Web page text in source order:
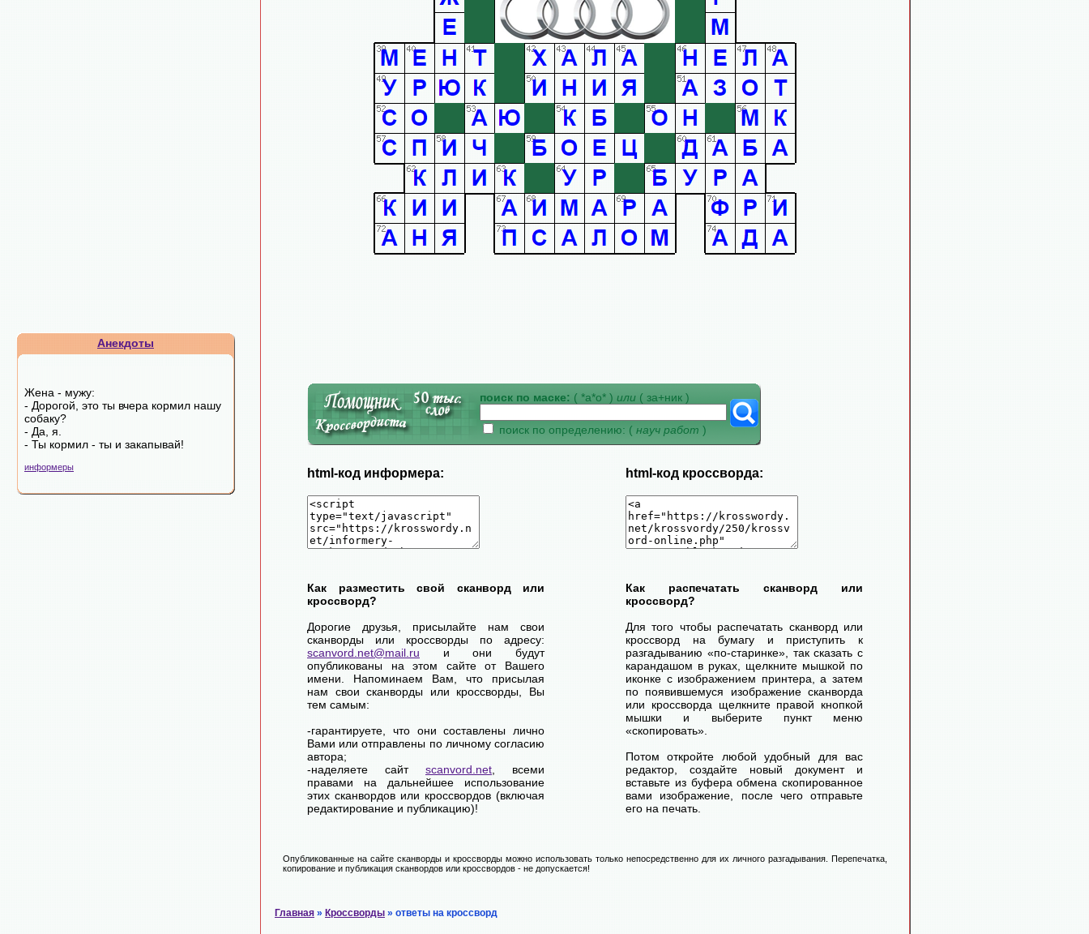
Анекдоты
Жена - мужу:
- Дорогой, это ты вчера кормил нашу
собаку?
- Да, я.
- Ты кормил - ты и закапывай!
информеры
поиск по маске: ( *а*о* ) или ( за+ник )
поиск по определению: ( науч работ )
html-код информера: html-код кроссворда:
Как разместить свой сканворд или
кроссворд?
Дорогие друзья, присылайте нам свои
сканворды или кроссворды по адресу:
scanvord.net@mail.ru и они будут
опубликованы на этом сайте от Вашего
имени. Напоминаем Вам, что присылая
нам свои сканворды или кроссворды, Вы
тем самым:
-гарантируете, что они составлены лично
Вами или отправлены по личному согласию
автора;
-наделяете сайт scanvord.net , всеми
правами на дальнейшее использование
этих сканвордов или кроссвордов (включая
редактирование и публикацию)!
Как распечатать сканворд или
кроссворд?
Для того чтобы распечатать сканворд или
кроссворд на бумагу и приступить к
разгадыванию «по-старинке», так сказать с
карандашом в руках, щелкните мышкой по
иконке с изображением принтера, а затем
по появившемуся изображение сканворда
или кроссворда щелкните правой кнопкой
мышки и выберите пункт меню
«скопировать».
Потом откройте любой удобный для вас
редактор, создайте новый документ и
вставьте из буфера обмена скопированное
вами изображение, после чего отправьте
его на печать.
Опубликованные на сайте сканворды и кроссворды можно использовать только непосредственно для их личного разгадывания. Перепечатка,
копирование и публикация сканвордов или кроссвордов - не допускается!
Главная » Кроссворды » ответы на кроссворд